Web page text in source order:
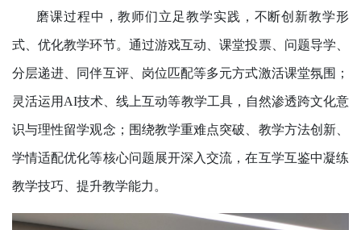
磨课过程中，教师们立足教学实践，不断创新教学形
式、优化教学环节。通过游戏互动、课堂投票、问题导学、
分层递进、同伴互评、岗位匹配等多元方式激活课堂氛围；
灵活运用AI技术、线上互动等教学工具，自然渗透跨文化意
识与理性留学观念；围绕教学重难点突破、教学方法创新、
学情适配优化等核心问题展开深入交流，在互学互鉴中凝练
教学技巧、提升教学能力。